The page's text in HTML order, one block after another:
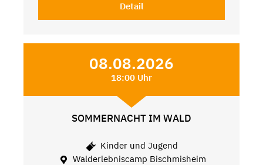
Detail
08.08.2026
18:00 Uhr
SOMMERNACHT IM WALD
Kinder und Jugend
Walderlebniscamp Bischmisheim